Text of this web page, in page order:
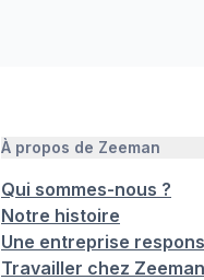
À propos de Zeeman
Qui sommes-nous ?
Notre histoire
Une entreprise
Travailler chez Zeeman